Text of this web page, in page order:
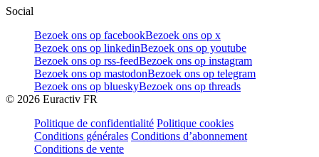
Social
Bezoek ons op facebookBezoek ons op x
Bezoek ons op linkedinBezoek ons op youtube
Bezoek ons op rss-feedBezoek ons op instagram
Bezoek ons op mastodonBezoek ons op telegram
Bezoek ons op blueskyBezoek ons op threads
© 2026 Euractiv FR
Politique de confidentialité Politique cookies
Conditions générales Conditions d’abonnement
Conditions de vente